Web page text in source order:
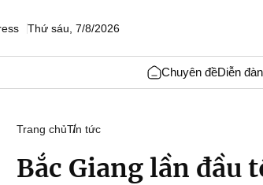
Thứ sáu, 7/8/2026
Chuyên đềDiễn đàn
Trang chủTin tức
Bắc Giang lần đầu